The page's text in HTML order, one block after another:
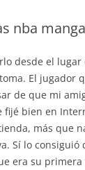
nba
desde el lugar
El jugador
de que mi
fijé bien en
más que
Sí lo consiguió
era su